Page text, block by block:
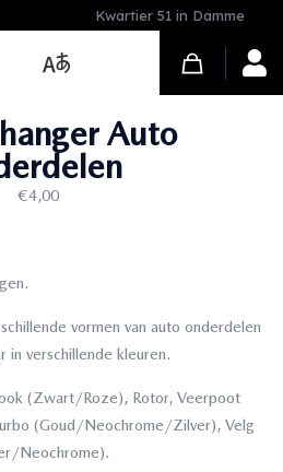
Kwartier 51 in Damme
Auto
€4,00
vormen van auto onderdelen
in verschillende kleuren.
(Zwart/Roze), Rotor, Veerpoot
(Goud/Neochrome/Zilver), Velg
Neochrome).